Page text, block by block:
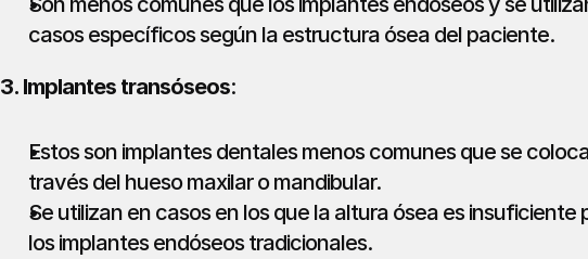
casos específicos según la estructura ósea del paciente.
3. Implantes transóseos:
Estos son implantes dentales menos comunes que se
través del hueso maxilar o mandibular.
Se utilizan en casos en los que la altura ósea es insuficiente
los implantes endóseos tradicionales.